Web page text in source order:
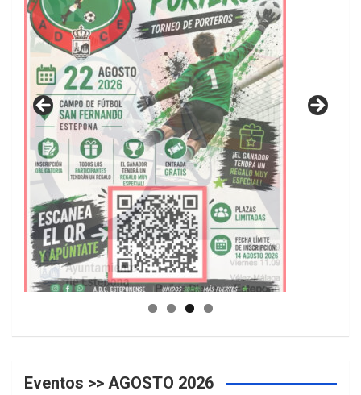
GUIA DE INSTALACIONES DEPORTIVAS
Eventos >> AGOSTO 2026